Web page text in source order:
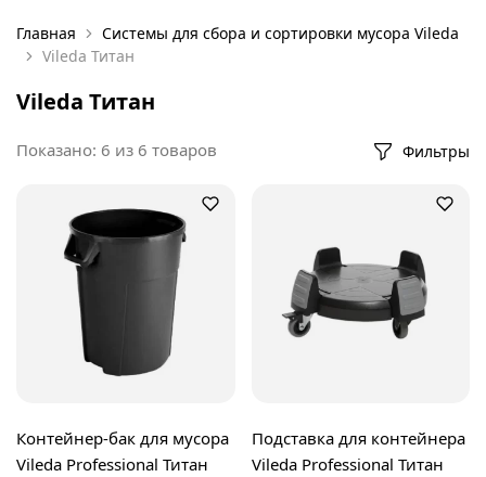
Главная
Системы для сбора и сортировки мусора Vileda
Vileda Титан
Vileda Титан
Показано: 6 из 6 товаров Фильтры
Контейнер-бак для мусора
Vileda Professional Титан
Подставка для контейнера
Vileda Professional Титан